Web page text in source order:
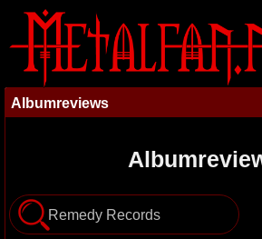
Albumreviews